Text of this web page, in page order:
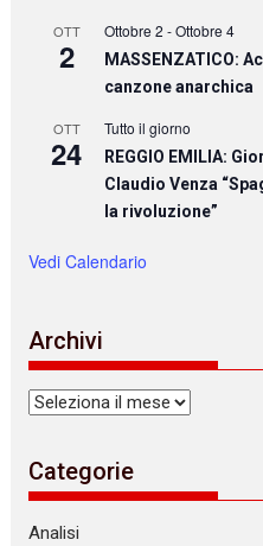
OTT
2
Ottobre 2 -Ottobre 4
MASSENZATICO:
canzone anarchica
OTT
24
Tutto il giorno
REGGIO EMILIA:
Claudio Venza
la rivoluzione”
Vedi Calendario
Archivi
Archivi
Categorie
Analisi